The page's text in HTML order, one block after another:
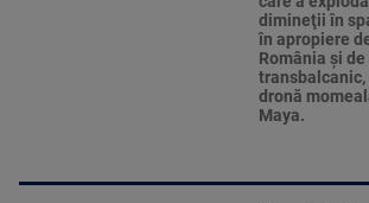
dimineţii în
în apropiere
România şi de
dronă
Maya.